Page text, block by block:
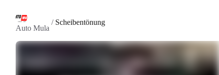
Auto Mula
/ Scheibentönung